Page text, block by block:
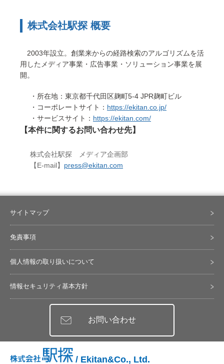
株式会社駅探 概要
2003年設立。創業来からの経路検索のアルゴリズムを活
用したメディア事業・広告事業・ソリューション事業を展
開。
・所在地：東京都千代田区麹町5-4 JPR麹町ビル
・コーポレートサイト： https://ekitan.co.jp/
・サービスサイト： https://ekitan.com/
【本件に関するお問い合わせ先】
株式会社駅探 メディア企画部
【E-mail】 press@ekitan.com
サイトマップ
免責事項
個人情報の取り扱いについて
情報セキュリティ基本方針
お問い合わせ
/ Ekitan&Co., Ltd.